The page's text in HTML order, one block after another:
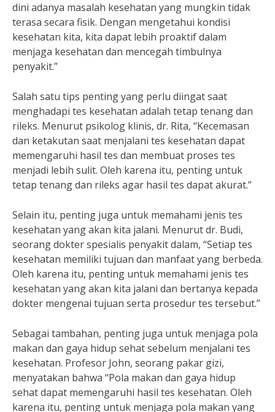
dini adanya masalah kesehatan yang mungkin tidak
terasa secara fisik. Dengan mengetahui kondisi
kesehatan kita, kita dapat lebih proaktif dalam
menjaga kesehatan dan mencegah timbulnya
penyakit.”
Salah satu tips penting yang perlu diingat saat
menghadapi tes kesehatan adalah tetap tenang dan
rileks. Menurut psikolog klinis, dr. Rita, “Kecemasan
dan ketakutan saat menjalani tes kesehatan dapat
memengaruhi hasil tes dan membuat proses tes
menjadi lebih sulit. Oleh karena itu, penting untuk
tetap tenang dan rileks agar hasil tes dapat akurat.”
Selain itu, penting juga untuk memahami jenis tes
kesehatan yang akan kita jalani. Menurut dr. Budi,
seorang dokter spesialis penyakit dalam, “Setiap tes
kesehatan memiliki tujuan dan manfaat yang berbeda.
Oleh karena itu, penting untuk memahami jenis tes
kesehatan yang akan kita jalani dan bertanya kepada
dokter mengenai tujuan serta prosedur tes tersebut.”
Sebagai tambahan, penting juga untuk menjaga pola
makan dan gaya hidup sehat sebelum menjalani tes
kesehatan. Profesor John, seorang pakar gizi,
menyatakan bahwa “Pola makan dan gaya hidup
sehat dapat memengaruhi hasil tes kesehatan. Oleh
karena itu, penting untuk menjaga pola makan yang